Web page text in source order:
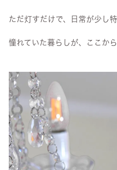
ただ灯すだけで、日常が少し特
憧れていた暮らしが、ここから